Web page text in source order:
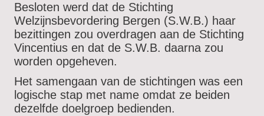
Besloten werd dat de Stichting
Welzijnsbevordering Bergen (S.W.B.) haar
bezittingen zou overdragen aan de Stichting
Vincentius en dat de S.W.B. daarna zou
worden opgeheven.
Het samengaan van de stichtingen was een
logische stap met name omdat ze beiden
dezelfde doelgroep bedienden.